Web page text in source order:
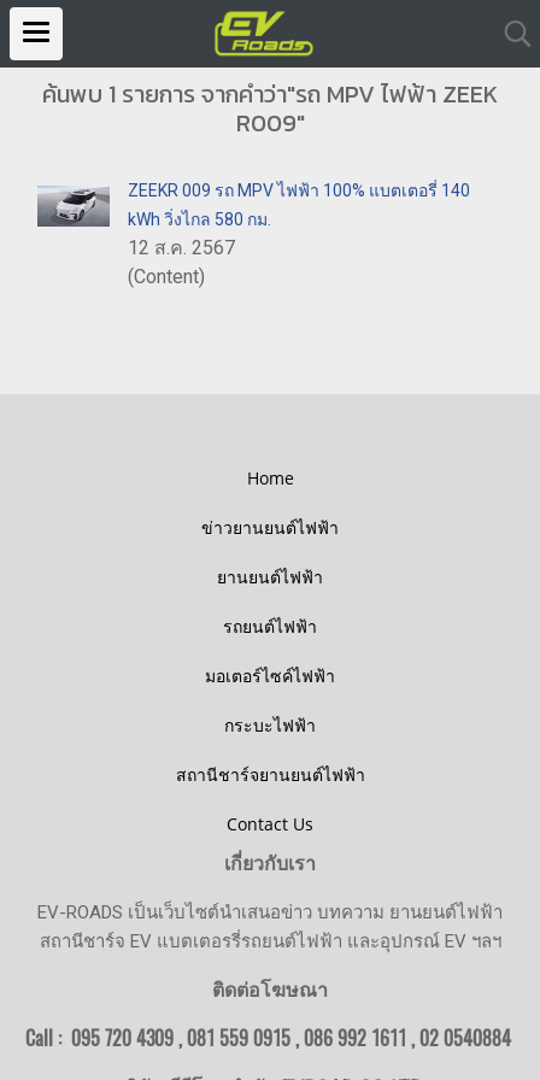
ค้นพบ 1 รายการ จากคำว่า"รถ MPV ไฟฟ้า ZEEK
R009"
ZEEKR 009 รถ MPV ไฟฟ้า 100% แบตเตอรี่ 140
kWh วิ่งไกล 580 กม.
12 ส.ค. 2567
(Content)
Home
ข่าวยานยนต์ไฟฟ้า
ยานยนต์ไฟฟ้า
รถยนต์ไฟฟ้า
มอเตอร์ไซค์ไฟฟ้า
กระบะไฟฟ้า
สถานีชาร์จยานยนต์ไฟฟ้า
Contact Us
เกี่ยวกับเรา
EV-ROADS เป็นเว็บไซต์นำเสนอข่าว บทความ ยานยนต์ไฟฟ้า
สถานีชาร์จ EV แบตเตอรรี่รถยนต์ไฟฟ้า และอุปกรณ์ EV ฯลฯ
ติดต่อโฆษณา
Call : 095 720 4309 , 081 559 0915 , 086 992 1611 ,02 0540884